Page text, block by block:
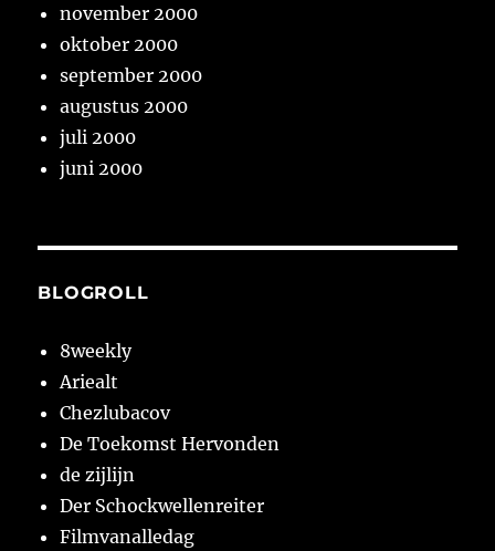
november 2000
oktober 2000
september 2000
augustus 2000
juli 2000
juni 2000
BLOGROLL
8weekly
Ariealt
Chezlubacov
De Toekomst Hervonden
de zijlijn
Der Schockwellenreiter
Filmvanalledag